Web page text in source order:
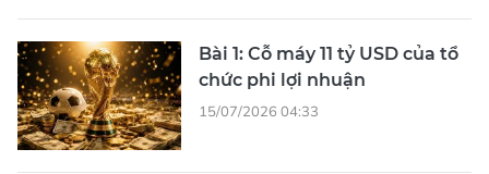
Bài 1: Cỗ máy 11 tỷ USD của tổ
chức phi lợi nhuận
15/07/2026 04:33